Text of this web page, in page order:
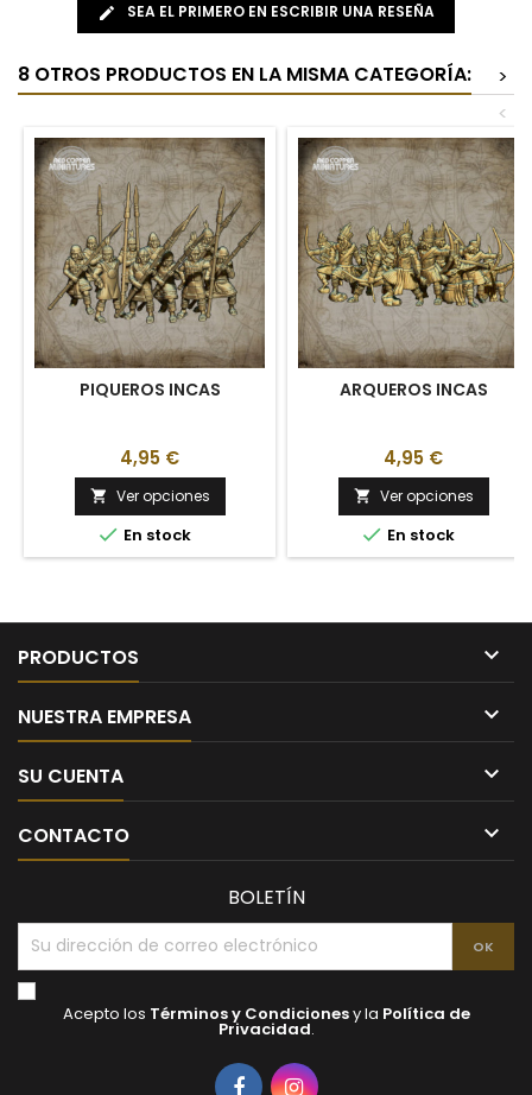
SEA EL PRIMERO EN ESCRIBIR UNA RESEÑA
8 OTROS PRODUCTOS EN LA MISMA CATEGORÍA:
>
<
PIQUEROS INCAS
4,95 €
 Ver opciones
 En stock
ARQUEROS INCAS
4,95 €
 Ver opciones
 En stock
PRODUCTOS 
NUESTRA EMPRESA 
SU CUENTA 
CONTACTO 
BOLETÍN
Acepto los Términos y Condicionesy la Política de
Privacidad.
FacebookInstagram